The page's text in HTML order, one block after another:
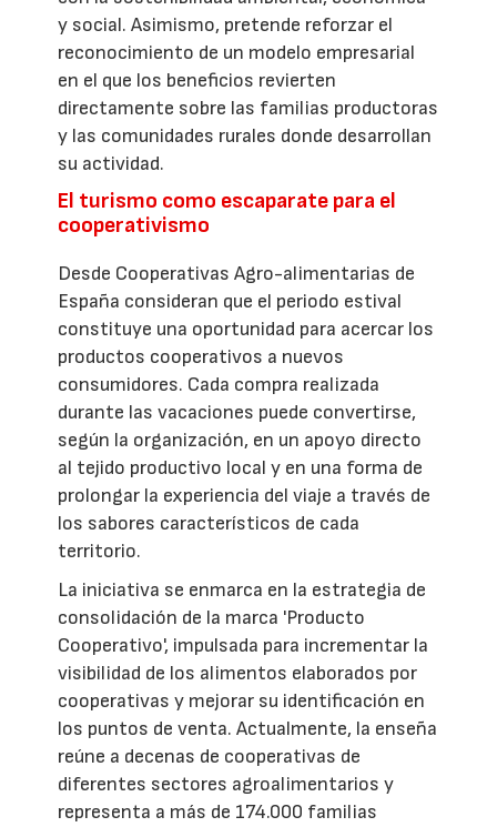
y social. Asimismo, pretende reforzar el
reconocimiento de un modelo empresarial
en el que los beneficios revierten
directamente sobre las familias productoras
y las comunidades rurales donde desarrollan
su actividad.
El turismo como escaparate para el
cooperativismo
Desde Cooperativas Agro-alimentarias de
España consideran que el periodo estival
constituye una oportunidad para acercar los
productos cooperativos a nuevos
consumidores. Cada compra realizada
durante las vacaciones puede convertirse,
según la organización, en un apoyo directo
al tejido productivo local y en una forma de
prolongar la experiencia del viaje a través de
los sabores característicos de cada
territorio.
La iniciativa se enmarca en la estrategia de
consolidación de la marca 'Producto
Cooperativo', impulsada para incrementar la
visibilidad de los alimentos elaborados por
cooperativas y mejorar su identificación en
los puntos de venta. Actualmente, la enseña
reúne a decenas de cooperativas de
diferentes sectores agroalimentarios y
representa a más de 174.000 familias